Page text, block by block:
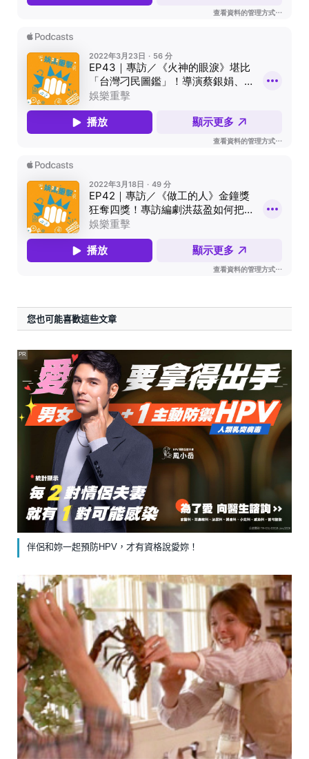
您也可能喜歡這些文章
伴侶和妳一起預防HPV，才有資格說愛妳！
PR